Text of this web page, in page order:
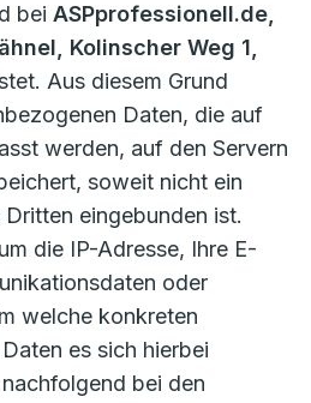
bei ASPprofessionell.de,
Kolinscher Weg 1,
Aus diesem Grund
Daten, die auf
werden, auf den Servern
soweit nicht ein
eingebunden ist.
die IP-Adresse, Ihre E-
oder
welche konkreten
es sich hierbei
bei den